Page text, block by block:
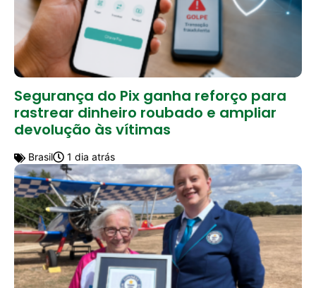
Segurança do Pix ganha reforço para
rastrear dinheiro roubado e ampliar
devolução às vítimas
Brasil 1 dia atrás